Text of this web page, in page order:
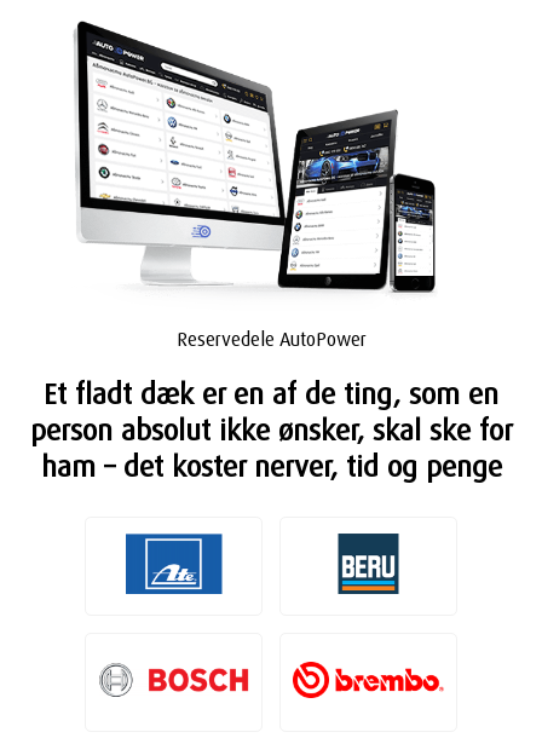
Reservedele AutoPower
Et fladt dæk er en af de ting, som en
person absolut ikke ønsker, skal ske for
ham – det koster nerver, tid og penge